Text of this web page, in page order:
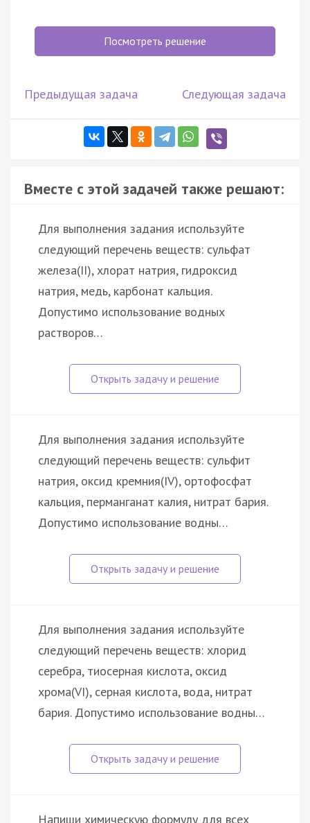
Посмотреть решение
Предыдущая задача Следующая задача
Вместе с этой задачей также решают:
Для выполнения задания используйте
следующий перечень веществ: сульфат
железа(II), хлорат натрия, гидроксид
натрия, медь, карбонат кальция.
Допустимо использование водных
растворов…
Для выполнения задания используйте
следующий перечень веществ: сульфит
натрия, оксид кремния(IV), ортофосфат
кальция, перманганат калия, нитрат бария.
Допустимо использование водны…
Для выполнения задания используйте
следующий перечень веществ: хлорид
серебра, тиосерная кислота, оксид
хрома(VI), серная кислота, вода, нитрат
бария. Допустимо использование водны…
Напиши химическую формулу для всех